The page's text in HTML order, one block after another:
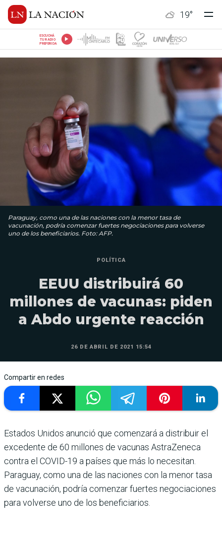
19°
ESCUCHÁ
TU RADIO
PREFERIDA
Paraguay, como una de las naciones con la menor tasa de
vacunación, podría comenzar fuertes negociaciones para volverse
uno de los beneficiarios. Foto: AFP.
POLÍTICA
EEUU distribuirá 60
millones de vacunas: piden
a Abdo urgente reacción
26 DE ABRIL DE 2021 15:54
Compartir en redes
Estados Unidos anunció que comenzará a distribuir el
excedente de 60 millones de vacunas AstraZeneca
contra el COVID-19 a países que más lo necesitan.
Paraguay, como una de las naciones con la menor tasa
de vacunación, podría comenzar fuertes negociaciones
para volverse uno de los beneficiarios.